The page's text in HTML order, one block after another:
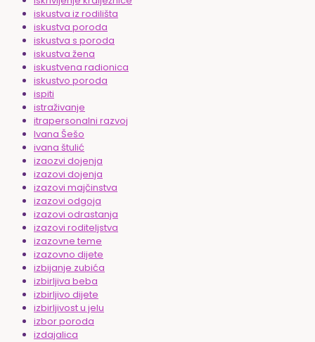
iskustva iz rodilišta
iskustva poroda
iskustva s poroda
iskustva žena
iskustvena radionica
iskustvo poroda
ispiti
istraživanje
itrapersonalni razvoj
Ivana Šešo
ivana štulić
izaozvi dojenja
izazovi dojenja
izazovi majčinstva
izazovi odgoja
izazovi odrastanja
izazovi roditeljstva
izazovne teme
izazovno dijete
izbijanje zubića
izbirljiva beba
izbirljivo dijete
izbirljivost u jelu
izbor poroda
izdajalica